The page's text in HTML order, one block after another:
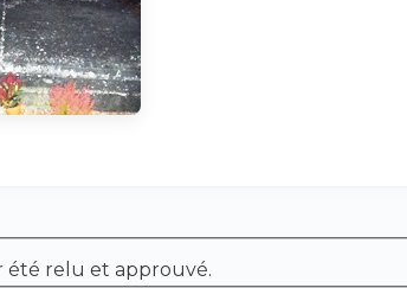
été relu et approuvé.